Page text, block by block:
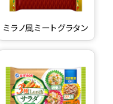
ミラノ風ミートグラタン